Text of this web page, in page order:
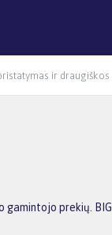
ir draugiškos
prekių.